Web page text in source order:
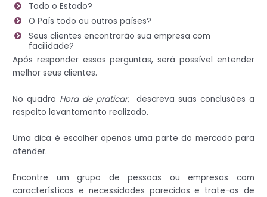
Todo o Estado?
O País todo ou outros países?
Seus clientes encontrarão sua empresa com
facilidade?
Após responder essas perguntas, será possível entender
melhor seus clientes.
No quadro Hora de praticar, descreva suas conclusões a
respeito levantamento realizado.
Uma dica é escolher apenas uma parte do mercado para
atender.
Encontre um grupo de pessoas ou empresas com
características e necessidades parecidas e trate-os de